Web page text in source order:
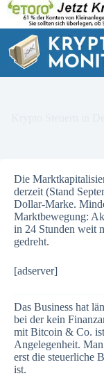
Zum
Inhalt
springen
Die
derzeit (Stand
Dollar-Marke.
Marktbewegung:
in 24 Stunden weit
gedreht.
[adserver]
Das Business hat
bei der kein
mit Bitcoin & Co.
Angelegenheit.
erst die steuerliche
ist.